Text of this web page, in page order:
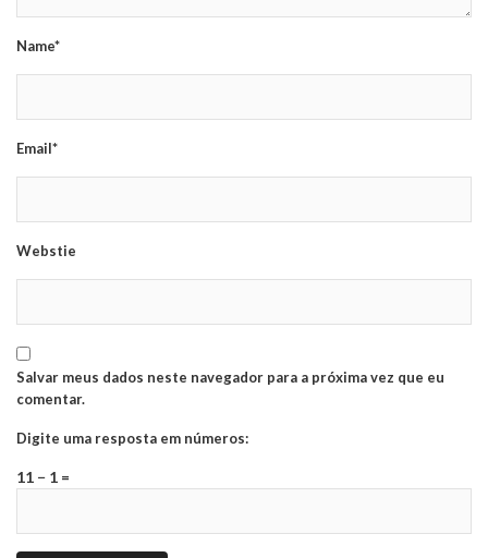
Name*
Email*
Webstie
Salvar meus dados neste navegador para a próxima vez que eu
comentar.
Digite uma resposta em números:
11 − 1 =